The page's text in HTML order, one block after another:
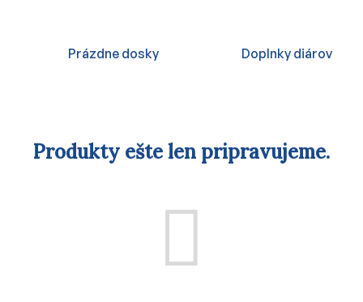
Prázdne dosky Doplnky diárov
Produkty ešte len pripravujeme.